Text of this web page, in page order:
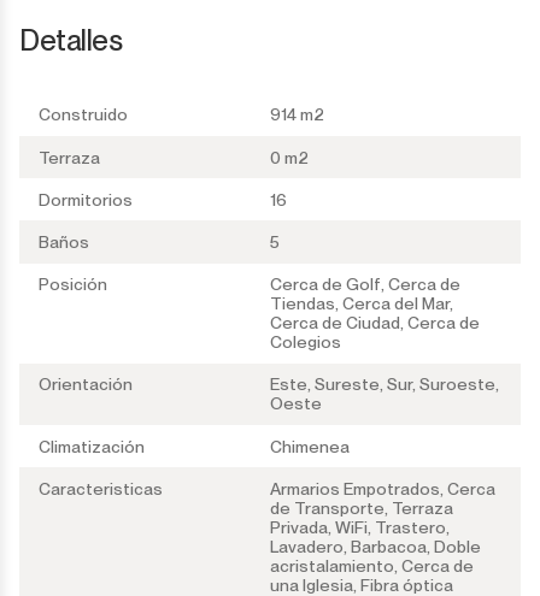
Detalles
Construido 914 m2
Terraza 0 m2
Dormitorios 16
Baños 5
Posición
Cerca de Golf, Cerca de
Tiendas, Cerca del Mar,
Cerca de Ciudad, Cerca de
Colegios
Orientación
Este, Sureste, Sur, Suroeste,
Oeste
Climatización Chimenea
Caracteristicas
Armarios Empotrados, Cerca
de Transporte, Terraza
Privada, WiFi, Trastero,
Lavadero, Barbacoa, Doble
acristalamiento, Cerca de
una Iglesia, Fibra óptica